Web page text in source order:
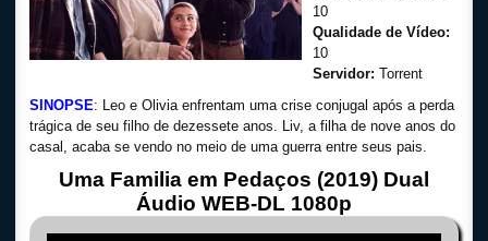
10
Qualidade de Vídeo:
10
Servidor: Torrent
SINOPSE: Leo e Olivia enfrentam uma crise conjugal após a perda
trágica de seu filho de dezessete anos. Liv, a filha de nove anos do
casal, acaba se vendo no meio de uma guerra entre seus pais.
Uma Familia em Pedaços (2019) Dual
Áudio WEB-DL 1080p